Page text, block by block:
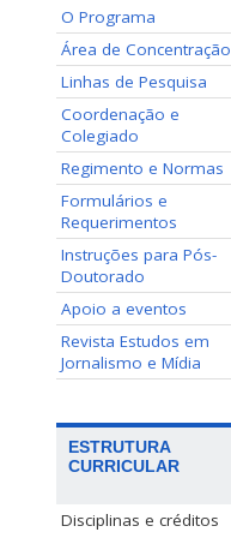
O Programa
Área de Concentração
Linhas de Pesquisa
Coordenação e
Colegiado
Regimento e Normas
Formulários e
Requerimentos
Instruções para Pós-
Doutorado
Apoio a eventos
Revista Estudos em
Jornalismo e Mídia
ESTRUTURA
CURRICULAR
Disciplinas e créditos